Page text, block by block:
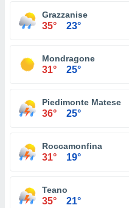
Grazzanise
35° 23°
Mondragone
31° 25°
Piedimonte Matese
36° 25°
Roccamonfina
31° 19°
Teano
35° 21°